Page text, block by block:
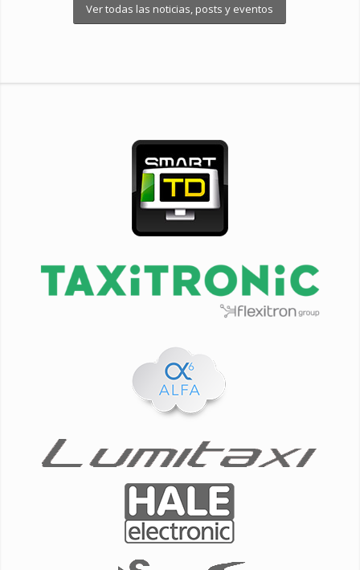
Ver todas las noticias, posts y eventos